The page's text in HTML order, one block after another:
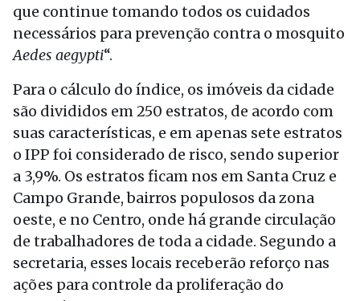
que continue tomando todos os cuidados
necessários para prevenção contra o mosquito
Aedes aegypti“.
Para o cálculo do índice, os imóveis da cidade
são divididos em 250 estratos, de acordo com
suas características, e em apenas sete estratos
o IPP foi considerado de risco, sendo superior
a 3,9%. Os estratos ficam nos em Santa Cruz e
Campo Grande, bairros populosos da zona
oeste, e no Centro, onde há grande circulação
de trabalhadores de toda a cidade. Segundo a
secretaria, esses locais receberão reforço nas
ações para controle da proliferação do